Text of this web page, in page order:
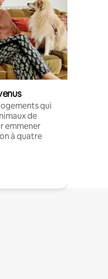
qui
de
emmener
à quatre